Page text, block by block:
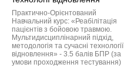
Практично-Орієнтований
Навчальний курс: «Реабілітація
пацієнтів з бойовою травмою.
Мультидисциплінарний підхід,
методологія та сучасні технології
відновлення» - 3.5 балів БПР (за
умови проходження тестування)